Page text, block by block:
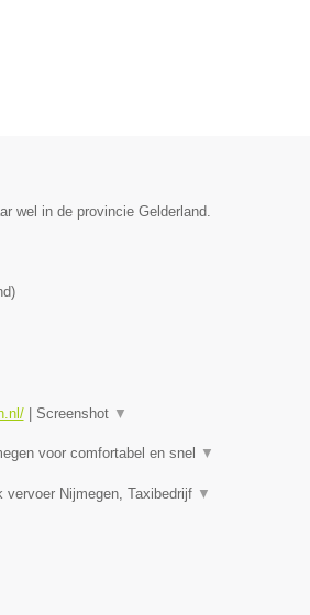
wel in de provincie Gelderland.
)
| Screenshot ▼
voor comfortabel en snel ▼
vervoer Nijmegen, Taxibedrijf ▼